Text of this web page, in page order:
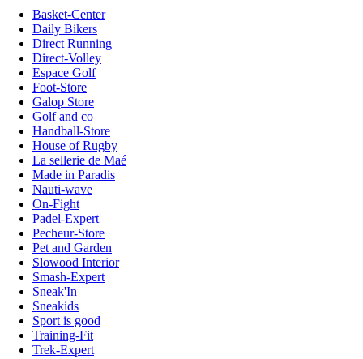
Basket-Center
Daily Bikers
Direct Running
Direct-Volley
Espace Golf
Foot-Store
Galop Store
Golf and co
Handball-Store
House of Rugby
La sellerie de Maé
Made in Paradis
Nauti-wave
On-Fight
Padel-Expert
Pecheur-Store
Pet and Garden
Slowood Interior
Smash-Expert
Sneak'In
Sneakids
Sport is good
Training-Fit
Trek-Expert